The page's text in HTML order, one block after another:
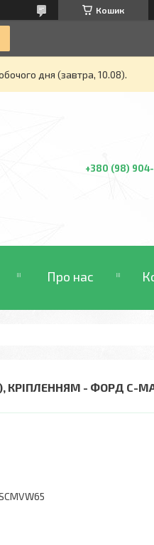
Кошик
дня (завтра, 10.08).
+380 (98)
Про нас
КРІПЛЕННЯМ - ФОРД С-